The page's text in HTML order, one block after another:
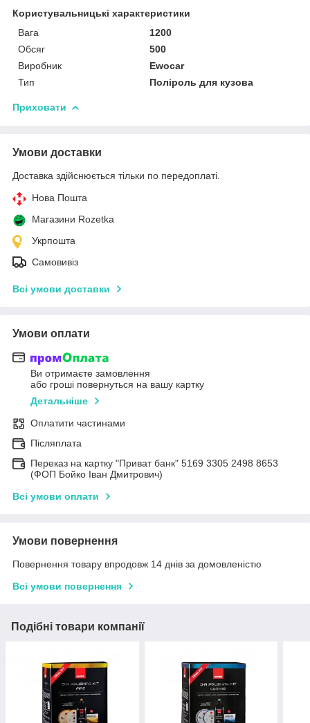
Користувальницькі характеристики
Вага
1200
Обсяг
500
Виробник
Ewocar
Тип
Поліроль для кузова
Приховати
Умови доставки
Доставка здійснюється тільки по передоплаті.
Нова Пошта
Магазини Rozetka
Укрпошта
Самовивіз
Всі умови доставки
Умови оплати
Ви отримаєте замовлення
або гроші повернуться на вашу картку
Детальніше
Оплатити частинами
Післяплата
Переказ на картку "Приват банк" 5169 3305 2498 8653
(ФОП Бойко Іван Дмитрович)
Всі умови оплати
Умови повернення
Повернення товару впродовж 14 днів за домовленістю
Всі умови повернення
Подібні товари компанії